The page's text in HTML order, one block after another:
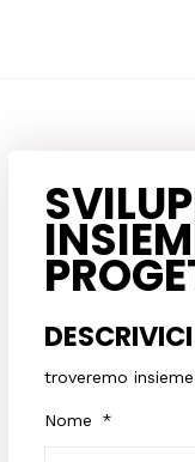
troveremo
Nome *